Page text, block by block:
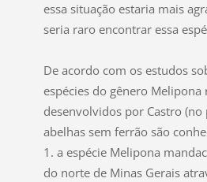
essa situação estaria mais
seria raro encontrar essa
De acordo com os estudos
espécies do gênero Melipona
desenvolvidos por Castro (no
abelhas sem ferrão são
1. a espécie Melipona
do norte de Minas Gerais